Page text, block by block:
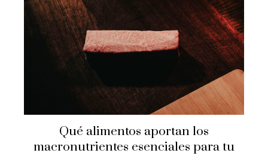
Qué alimentos aportan los
macronutrientes esenciales para tu